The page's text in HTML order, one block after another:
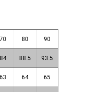
70 80 90
84 88.5 93.5
63 64 65